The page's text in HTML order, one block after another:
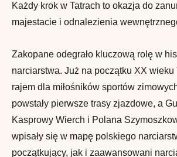
Każdy krok w Tatrach to okazja do
majestacie i odnalezienia
Zakopane odegrało kluczową rolę w
narciarstwa. Już na początku XX wieku
rajem dla miłośników sportów
powstały pierwsze trasy zjazdowe, a
Kasprowy Wierch i Polana
wpisały się w mapę polskiego
początkujący, jak i zaawansowani